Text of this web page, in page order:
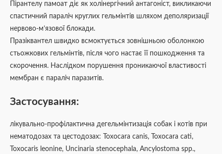
Пірантелу памоат діє як холінергічний антагоніст, викликаючи
спастичний параліч круглих гельмінтів шляхом деполяризації
нервово-м’язової блокади.
Празіквантел швидко всмоктується зовнішньою оболонкою
стьожкових гельмінтів, після чого настає її пошкодження та
скорочення. Наслідком порушення проникаючої властивості
мембран є параліч паразитів.
Застосування:
лікувально-профілактична дегельмінтизація собак і котів при
нематодозах та цестодозах: Toxocara canis, Toxocara cati,
Toxocaris leonine, Uncinaria stenocephala, Ancylostoma spp.,